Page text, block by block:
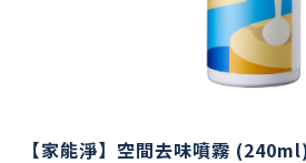
【家能淨】空間去味噴霧